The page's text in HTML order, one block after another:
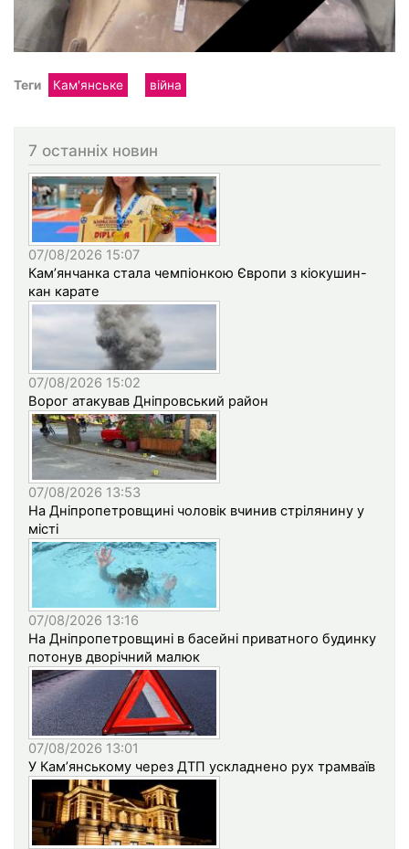
Теги Кам'янське війна
7 останніх новин
07/08/2026 15:07
Кам’янчанка стала чемпіонкою Європи з кіокушин-
кан карате
07/08/2026 15:02
Ворог атакував Дніпровський район
07/08/2026 13:53
На Дніпропетровщині чоловік вчинив стрілянину у
місті
07/08/2026 13:16
На Дніпропетровщині в басейні приватного будинку
потонув дворічний малюк
07/08/2026 13:01
У Кам’янському через ДТП ускладнено рух трамваїв